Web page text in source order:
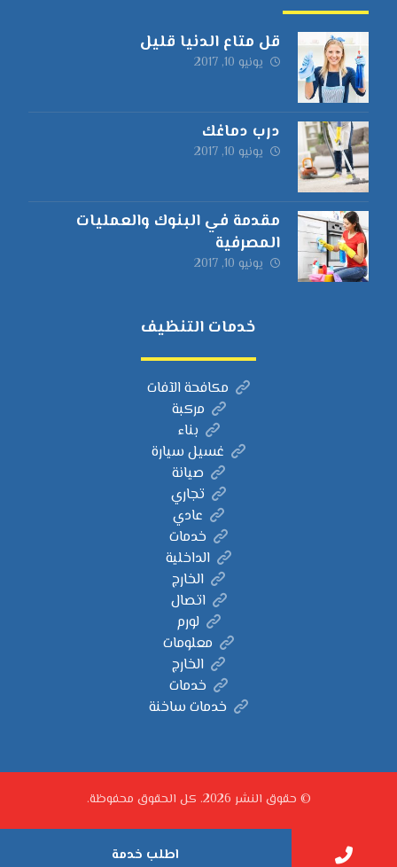
قل متاع الدنيا قليل
يونيو 10, 2017
درب دماغك
يونيو 10, 2017
مقدمة في البنوك والعمليات
المصرفية
يونيو 10, 2017
خدمات التنظيف
مكافحة الآفات
مركبة
بناء
غسيل سيارة
صيانة
تجاري
عادي
خدمات
الداخلية
الخارج
اتصال
لورم
معلومات
الخارج
خدمات
خدمات ساخنة
© حقوق النشر 2026. كل الحقوق محفوظة.
اطلب خدمة